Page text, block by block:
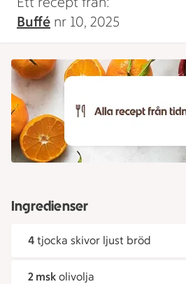
Buffé nr 10, 2025
Ingredienser
4 tjocka skivor ljust bröd
2 msk olivolja